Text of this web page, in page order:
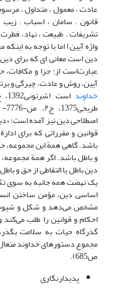
عادت ، معمول ، متداول ،
قانون . سامان ، اسباب .
تشریفات . طبیعت ، نهاد،
واژه آیین) اما با توجه به
دین است معانی ای که برای
عبارت‌است از: جزا و
آیین، روش و عادت، چیرگی و
خداوند است (شرتونی1392، ج۱، ص362-
اصطلاحی دین نیز آمده است:
قوانین و مقرراتی که برای
باشد. گاهی همة این مجموعه،
و باطل باشد. اگر همة مجموعه،
اساسى دین، مؤمن ساختن
مشخص مى‌دهد و شکل و شیوۀ
احکام و قوانین را طلب
ص685).
پدیدارنگاری